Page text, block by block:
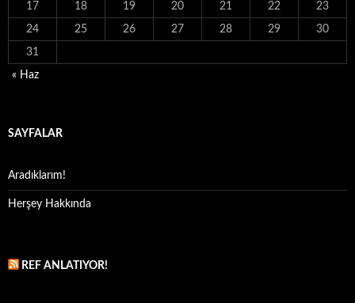
17 18 19 20 21 22 23
24 25 26 27 28 29 30
31
« Haz
SAYFALAR
Aradıklarım!
Herşey Hakkında
REF ANLATIYOR!